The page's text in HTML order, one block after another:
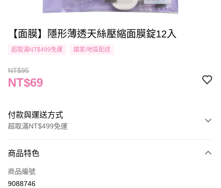
【面膜】隱形薄透天絲壓縮面膜錠12入
超取滿NT$499免運 國家/地區配送
NT$95
NT$69
付款與運送方式
超取滿NT$499免運
信用卡一次付款
信用卡分期付款
商品特色
商品編號
9088746